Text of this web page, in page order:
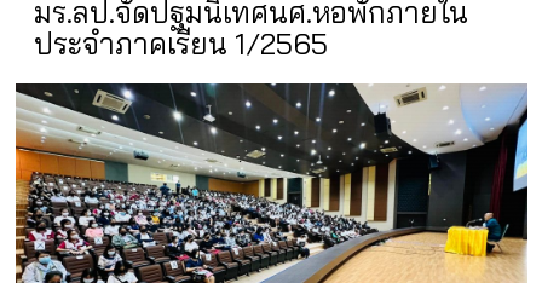
มร.ลป.จัดปฐมนิเทศนศ.หอพักภายใน
ประจำภาคเรียน 1/2565